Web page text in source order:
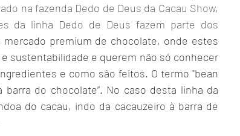
na fazenda Dedo de Deus da Cacau Show,
da linha Dedo de Deus fazem parte dos
premium de chocolate, onde estes
sustentabilidade e querem não só conhecer
e como são feitos. O termo "bean
do chocolate”. No caso desta linha da
do cacau, indo da cacauzeiro à barra de